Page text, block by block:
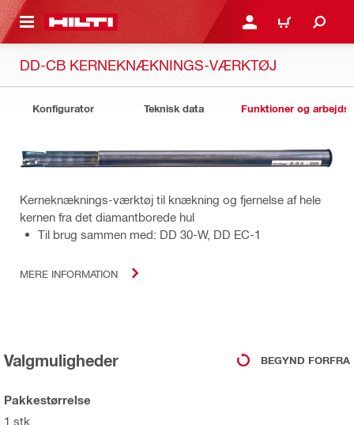
HOVEDINDHOLD LOG IND ELLER
INDKØBSKURV
DD-CB KERNEKNÆKNINGS-VÆRKTØJ
Konfigurator Teknisk data Funktioner og
Kerneknæknings-værktøj til knækning og fjernelse af hele
kernen fra det diamantborede hul
Til brug sammen med: DD 30-W, DD EC-1
MERE INFORMATION
Valgmuligheder BEGYND FORFRA
Pakkestørrelse
1 stk